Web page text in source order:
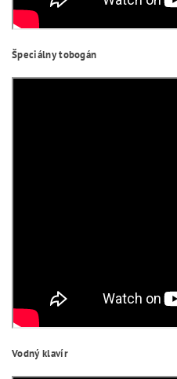
Špeciálny tobogán
Vodný klavír